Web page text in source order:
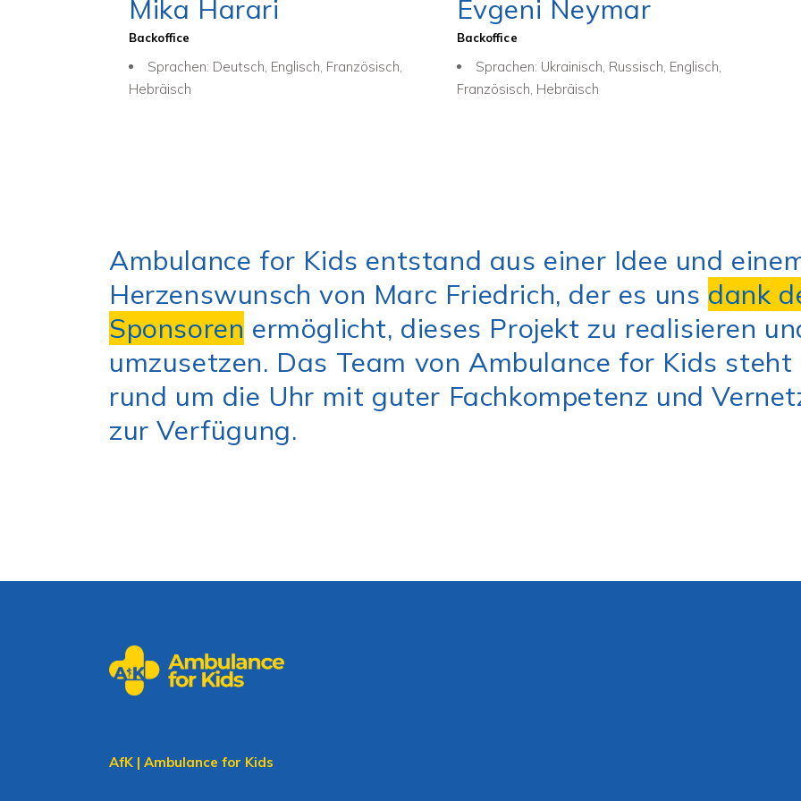
Mika Harari
Backoffice
Sprachen: Deutsch, Englisch, Französisch,
Hebräisch
Evgeni Neymar
Backoffice
Sprachen: Ukrainisch, Russisch, Englisch,
Französisch, Hebräisch
Ambulance for Kids entstand aus einer Idee und
Herzenswunsch von Marc Friedrich, der es uns dank
Sponsoren ermöglicht, dieses Projekt zu realisieren
umzusetzen. Das Team von Ambulance for Kids steht
rund um die Uhr mit guter Fachkompetenz und
zur Verfügung.
AfK | Ambulance for Kids